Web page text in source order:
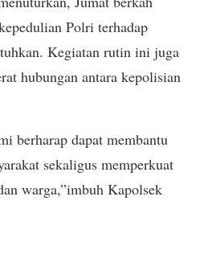
Polri terhadap
Kegiatan rutin ini juga
hubungan antara kepolisian
berharap dapat membantu
sekaligus memperkuat
warga,”imbuh Kapolsek